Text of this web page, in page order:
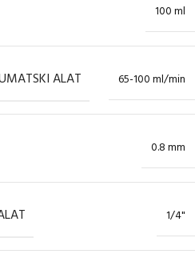
100 ml
ALAT 65-100 ml/min
0.8 mm
1/4"